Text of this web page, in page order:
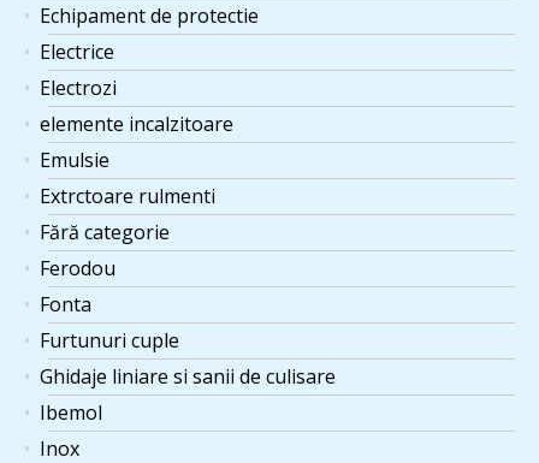
Echipament de protectie
Electrice
Electrozi
elemente incalzitoare
Emulsie
Extrctoare rulmenti
Fără categorie
Ferodou
Fonta
Furtunuri cuple
Ghidaje liniare si sanii de culisare
Ibemol
Inox